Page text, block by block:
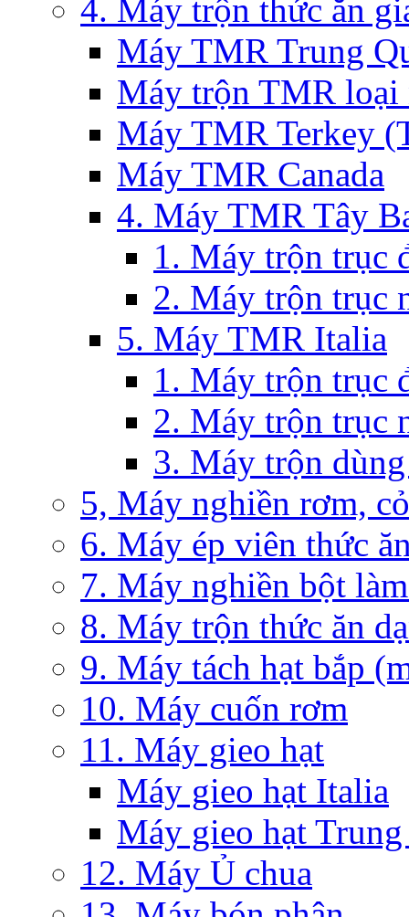
4. Máy trộn thức ăn
Máy TMR Trung
Máy trộn TMR loại
Máy TMR Terkey
Máy TMR Canada
4. Máy TMR Tây
1. Máy trộn trục
2. Máy trộn trục
5. Máy TMR Italia
1. Máy trộn trục
2. Máy trộn trục
3. Máy trộn
5, Máy nghiền rơm,
6. Máy ép viên thức
7. Máy nghiền bột
8. Máy trộn thức ăn
9. Máy tách hạt bắp
10. Máy cuốn rơm
11. Máy gieo hạt
Máy gieo hạt Italia
Máy gieo hạt
12. Máy Ủ chua